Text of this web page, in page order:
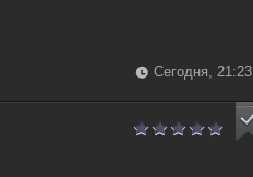
Сегодня, 21:23